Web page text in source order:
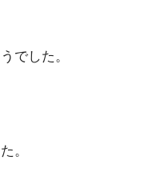
でした。
。